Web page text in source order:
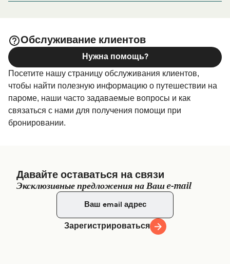
Обслуживание клиентов
Посетите нашу страницу обслуживания клиентов,
чтобы найти полезную информацию о путешествии на
пароме, наши часто задаваемые вопросы и как
связаться с нами для получения помощи при
бронировании.
Нужна помощь?
Давайте оставаться на связи
Эксклюзивные предложения на Ваш e-mail
Зарегистрироваться